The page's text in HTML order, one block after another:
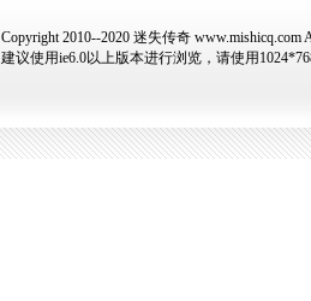
Copyright 2010--2020 迷失传奇 www.mishicq.com
建议使用ie6.0以上版本进行浏览，请使用